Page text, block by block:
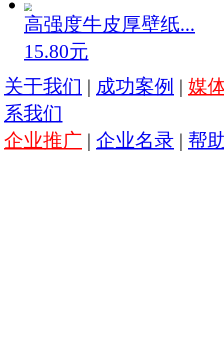
高强度牛皮厚壁纸...
15.80元
关于我们 | 成功案例 | 媒
系我们
企业推广 | 企业名录 | 帮